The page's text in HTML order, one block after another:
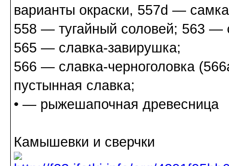
варианты окраски, 557d —
558 — тугайный соловей; 563 —
565 — славка-завирушка;
566 — славка-черноголовка
пустынная славка;
• — рыжешапочная древесница
Камышевки и сверчки